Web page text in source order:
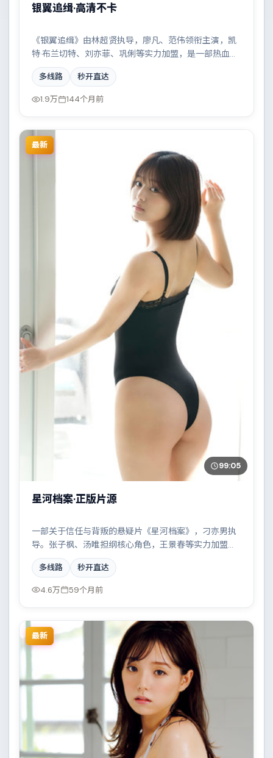
银翼追缉·高清不卡
《银翼追缉》由林超贤执导，廖凡、范伟领衔主演，凯
特·布兰切特、刘亦菲、巩俐等实力加盟，是一部热血燃
情的犯罪作品。故事主要发生在澳大利亚，科技伦理与
情感羁绊形成强烈对撞。影片在视听语言与叙事节奏上
均有突破，适合喜欢深度叙事的观众。
多线路 秒开直达
1.9万 144个月前
最新
99:05
星河档案·正版片源
一部关于信任与背叛的悬疑片《星河档案》，刁亦男执
导。张子枫、汤唯担纲核心角色，王景春等实力加盟，
取景与班底多来自德国。一场看似偶然的事故牵出陈年
秘辛。结尾留白耐人寻味。
多线路 秒开直达
4.6万 59个月前
最新